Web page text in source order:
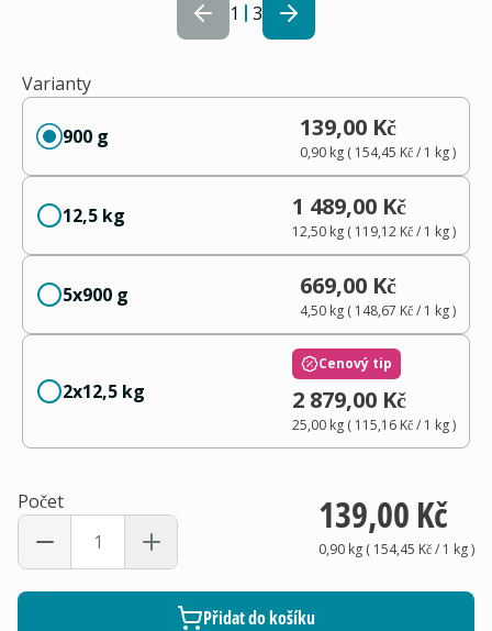
1 3
Varianty
900 g 139,00 Kč
0,90 kg( 154,45 Kč/ 1 kg)
12,5 kg 1 489,00 Kč
12,50 kg( 119,12 Kč/ 1 kg)
5x900 g 669,00 Kč
4,50 kg( 148,67 Kč/ 1 kg)
2x12,5 kg
Cenový tip
2 879,00 Kč
25,00 kg( 115,16 Kč/ 1 kg)
Počet 139,00 Kč
0,90 kg( 154,45 Kč/ 1 kg)
Přidat do košíku